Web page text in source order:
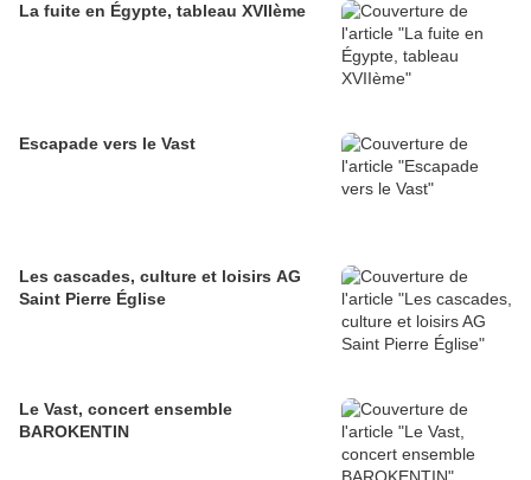
La fuite en Égypte, tableau XVIIème
Escapade vers le Vast
Les cascades, culture et loisirs AG
Saint Pierre Église
Le Vast, concert ensemble
BAROKENTIN